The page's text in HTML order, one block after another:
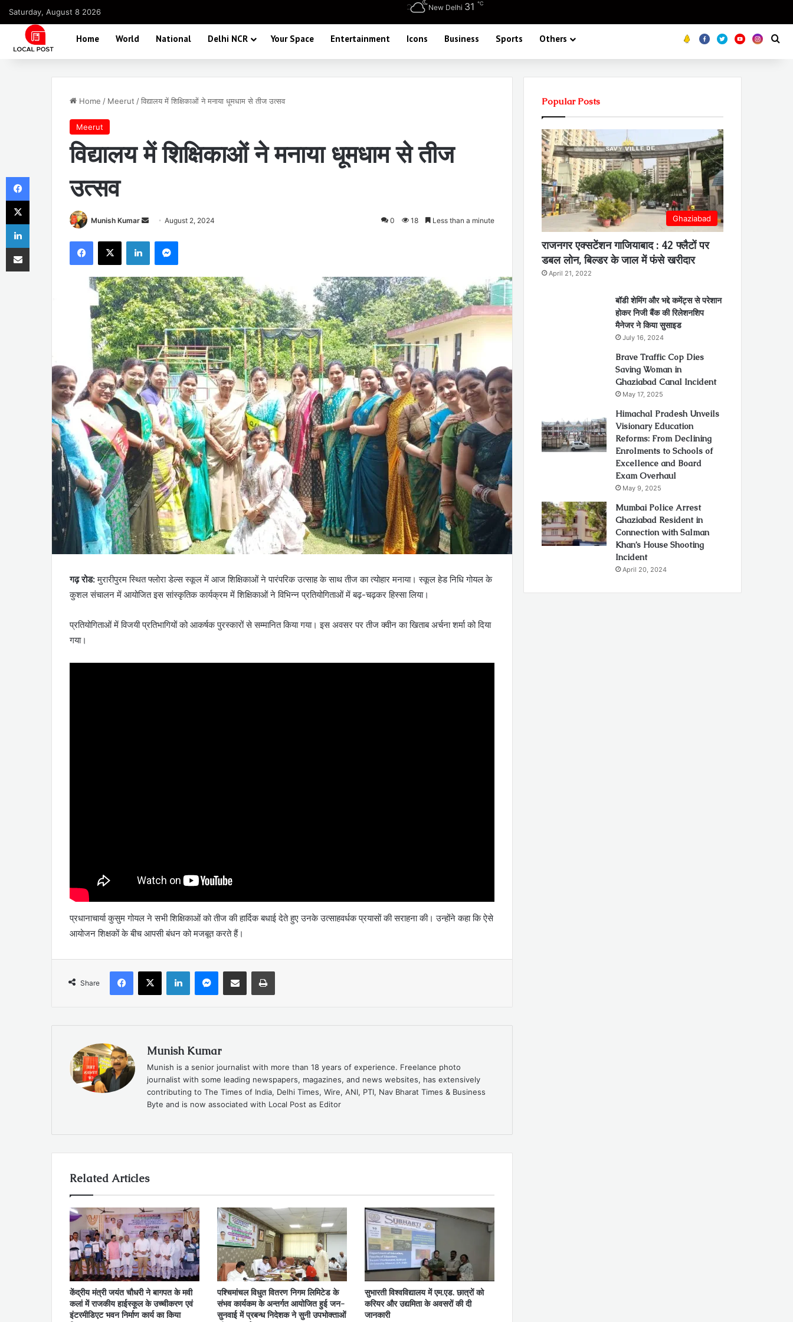
Saturday, August 8 2026 New Delhi 31 ℃
Home World National Delhi NCR Your Space Entertainment Icons Business Sports Others Koo FB TwitterYoutube
Home / Meerut /विद्यालय में शिक्षिकाओं ने मनाया धूमधाम से तीज उत्सव
Meerut
विद्यालय में शिक्षिकाओं ने मनाया धूमधाम से तीज
उत्सव
Munish Kumar
Send
email
August 2, 2024 0 18 Less than a minute
Facebook
X LinkedInMessenger
गढ़ रोड:मुरारीपुरम स्थित फ्लोरा डेल्स स्कूल में आज शिक्षिकाओं ने पारंपरिक उत्साह के साथ तीज का त्योहार मनाया। स्कूल हेड निधि गोयल के
कुशल संचालन में आयोजित इस सांस्कृतिक कार्यक्रम में शिक्षिकाओं ने विभिन्न प्रतियोगिताओं में बढ़-चढ़कर हिस्सा लिया।
प्रतियोगिताओं में विजयी प्रतिभागियों को आकर्षक पुरस्कारों से सम्मानित किया गया। इस अवसर पर तीज क्वीन का खिताब अर्चना शर्मा को दिया
गया।
प्रधानाचार्या कुसुम गोयल ने सभी शिक्षिकाओं को तीज की हार्दिक बधाई देते हुए उनके उत्साहवर्धक प्रयासों की सराहना की। उन्होंने कहा कि ऐसे
आयोजन शिक्षकों के बीच आपसी बंधन को मजबूत करते हैं।
Share
Facebook
X LinkedInMessenger
Share via Email Print
Munish Kumar
Munish is a senior journalist with more than 18 years of experience. Freelance photo
journalist with some leading newspapers, magazines, and news websites, has extensively
contributing to The Times of India, Delhi Times, Wire, ANI, PTI, Nav Bharat Times & Business
Byte and is now associated with Local Post as Editor
Related Articles
केंद्रीय मंत्री जयंत चौधरी ने बागपत के मवी
कलां में राजकीय हाईस्कूल के उच्चीकरण एवं
इंटरमीडिएट भवन निर्माण कार्य का किया
पश्चिमांचल विधुत वितरण निगम लिमिटेड के
संभव कार्यकम के अन्तर्गत आयोजित हुई जन-
सुनवाई में प्रबन्ध निदेशक ने सुनी उपभोक्ताओं
सुभारती विश्वविद्यालय में एम.एड. छात्रों को
करियर और उद्यमिता के अवसरों की दी
जानकारी
Popular Posts
Ghaziabad
राजनगर एक्सटेंशन गाजियाबाद : 42 फ्लैटों पर
डबल लोन, बिल्डर के जाल में फंसे खरीदार
April 21, 2022
बॉडी शेमिंग और भद्दे कमेंट्स से परेशान
होकर निजी बैंक की रिलेशनशिप
मैनेजर ने किया सुसाइड
July 16, 2024
Brave Traffic Cop Dies
Saving Woman in
Ghaziabad Canal Incident
May 17, 2025
Himachal Pradesh Unveils
Visionary Education
Reforms: From Declining
Enrolments to Schools of
Excellence and Board
Exam Overhaul
May 9, 2025
Mumbai Police Arrest
Ghaziabad Resident in
Connection with Salman
Khan’s House Shooting
Incident
April 20, 2024
Facebook
X
LinkedIn
Share via Email